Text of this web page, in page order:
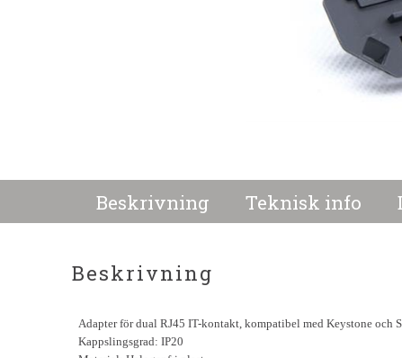
Beskrivning Teknisk info
Beskrivning
Adapter för dual RJ45 IT-kontakt, kompatibel med Keystone och
Kappslingsgrad: IP20